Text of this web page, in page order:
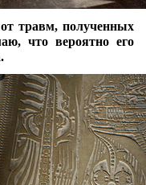
травм, полученных
что вероятно его